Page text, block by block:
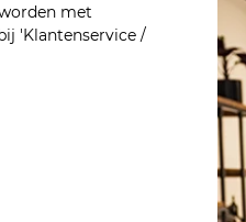
met
'Klantenservice /